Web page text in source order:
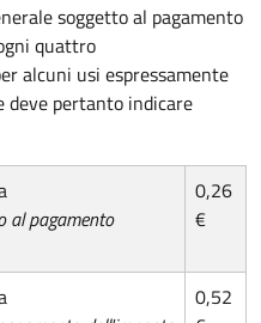
soggetto al pagamento
quattro
alcuni usi espressamente
deve pertanto indicare
al pagamento
0,26
€
0,52